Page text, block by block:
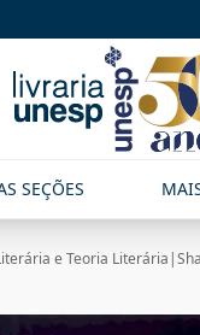
SEÇÕES
e Teoria Literária |